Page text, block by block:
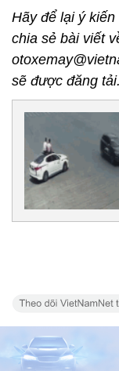
Hãy để lại ý
chia sẻ bài viết
sẽ được đăng